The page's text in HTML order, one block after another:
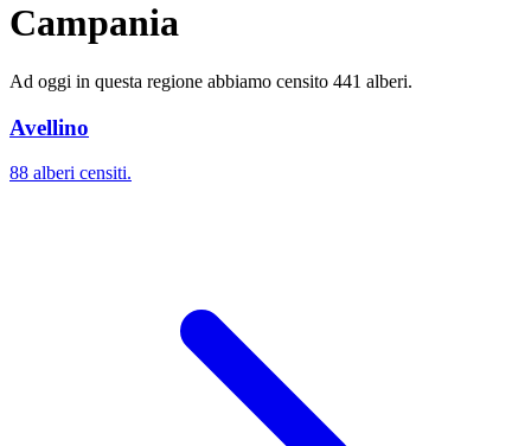
Campania
Ad oggi in questa regione abbiamo censito 441 alberi.
Avellino
88 alberi censiti.